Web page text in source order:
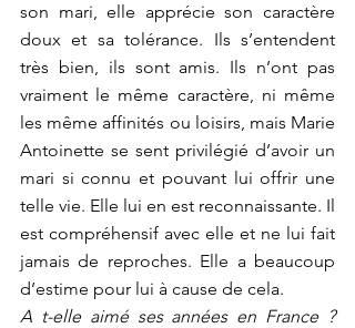
son mari, elle apprécie son caractère
doux et sa tolérance. Ils s’entendent
très bien, ils sont amis. Ils n’ont pas
vraiment le même caractère, ni même
les même affinités ou loisirs, mais Marie
Antoinette se sent privilégié d’avoir un
mari si connu et pouvant lui offrir une
telle vie. Elle lui en est reconnaissante. Il
est compréhensif avec elle et ne lui fait
jamais de reproches. Elle a beaucoup
d’estime pour lui à cause de cela.
A t-elle aimé ses années en France ?